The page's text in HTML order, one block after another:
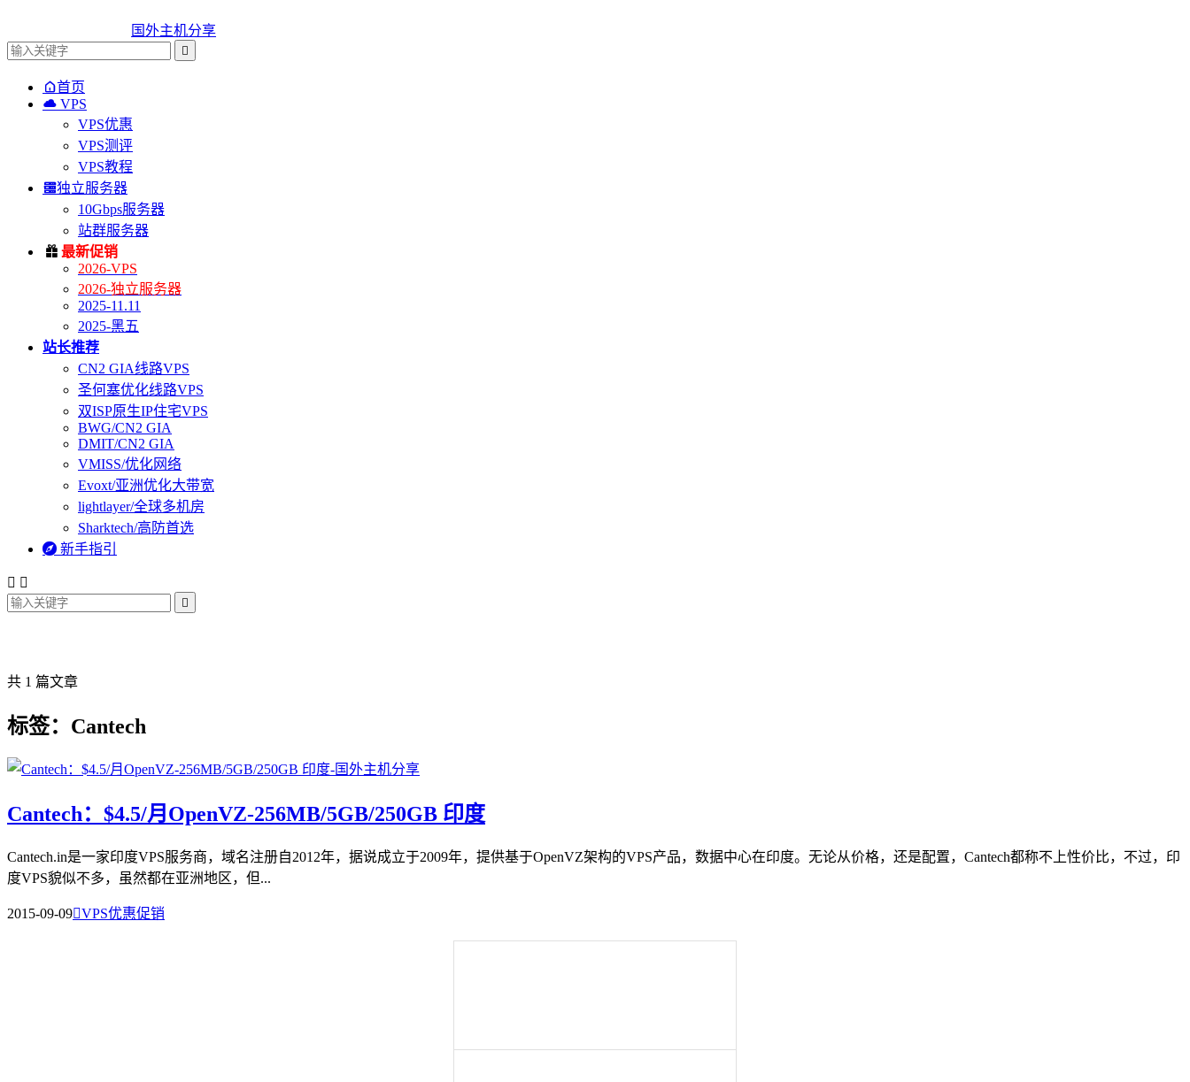
国外主机分享

首页
 VPS
VPS优惠
VPS测评
VPS教程
独立服务器
10Gbps服务器
站群服务器
 最新促销
2026-VPS
2026-独立服务器
2025-11.11
2025-黑五
站长推荐
CN2 GIA线路VPS
圣何塞优化线路VPS
双ISP原生IP住宅VPS
BWG/CN2 GIA
DMIT/CN2 GIA
VMISS/优化网络
Evoxt/亚洲优化大带宽
lightlayer/全球多机房
Sharktech/高防首选
 新手指引
 

共 1 篇文章
标签：Cantech
Cantech：$4.5/月OpenVZ-256MB/5GB/250GB 印度
Cantech.in是一家印度VPS服务商，域名注册自2012年，据说成立于2009年，提供基于OpenVZ架构的VPS产品，数据中心在印度。无论从价格，还是配置，Cantech都称不上性价比，不过，印
度VPS貌似不多，虽然都在亚洲地区，但...
2015-09-09VPS优惠促销